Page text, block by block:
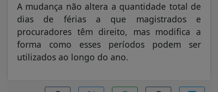
A mudança não altera a quantidade total de
dias de férias a que magistrados e
procuradores têm direito, mas modifica a
forma como esses períodos podem ser
utilizados ao longo do ano.